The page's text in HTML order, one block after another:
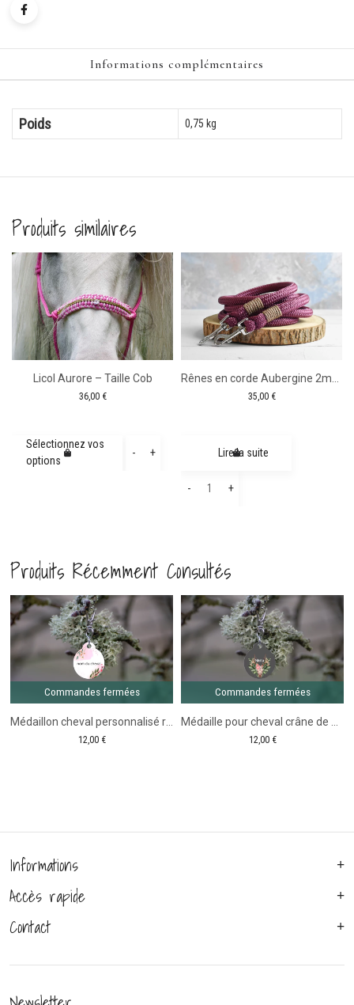
Informations complémentaires
Poids 0,75 kg
Produits similaires
Licol Aurore – Taille Cob
36,00 €
Sélectionnez vos
options
-
quantité
Cob
+
35,00 €
Lire la suite
-
quantité
corde
2m60
+
Produits Récemment Consultés
Commandes fermées
12,00 €
Commandes fermées
12,00 €
Informations
Accès rapide
Contact